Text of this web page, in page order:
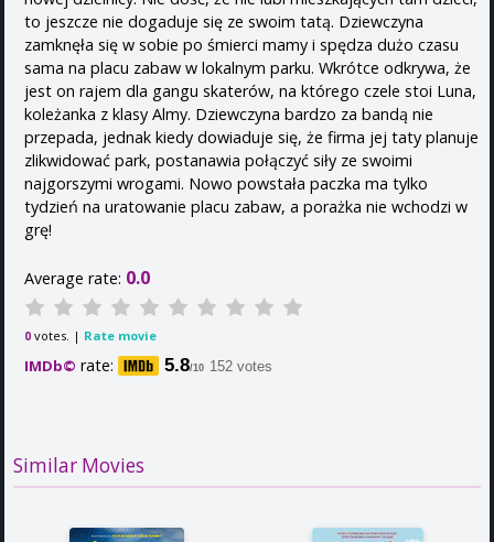
to jeszcze nie dogaduje się ze swoim tatą. Dziewczyna
zamknęła się w sobie po śmierci mamy i spędza dużo czasu
sama na placu zabaw w lokalnym parku. Wkrótce odkrywa, że
jest on rajem dla gangu skaterów, na którego czele stoi Luna,
koleżanka z klasy Almy. Dziewczyna bardzo za bandą nie
przepada, jednak kiedy dowiaduje się, że firma jej taty planuje
zlikwidować park, postanawia połączyć siły ze swoimi
najgorszymi wrogami. Nowo powstała paczka ma tylko
tydzień na uratowanie placu zabaw, a porażka nie wchodzi w
grę!
Average rate: 0.0
0 votes. | Rate movie
IMDb© rate: 5.8/10 152 votes
Similar Movies